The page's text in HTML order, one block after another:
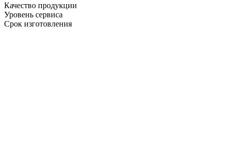
Качество продукции
Уровень сервиса
Срок изготовления